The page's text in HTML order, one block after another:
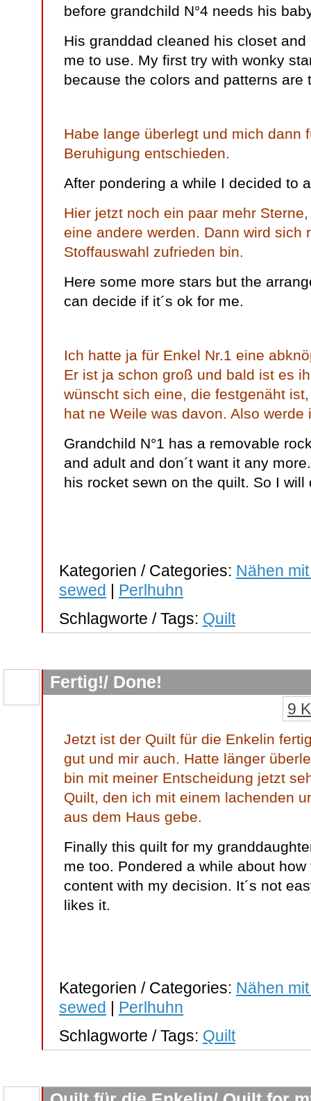
before grandchild N°4 needs his
His granddad cleaned his closet
me to use. My first try with wonky
because the colors and patterns are
Habe lange überlegt und mich dann
Beruhigung entschieden.
After pondering a while I decided to
Hier jetzt noch ein paar mehr
eine andere werden. Dann wird sich
Stoffauswahl zufrieden bin.
Here some more stars but the
can decide if it´s ok for me.
Ich hatte ja für Enkel Nr.1 eine
Er ist ja schon groß und bald ist es
wünscht sich eine, die festgenäht
hat ne Weile was davon. Also werde
Grandchild N°1 has a removable
and adult and don´t want it any
his rocket sewn on the quilt. So I will
Kategorien / Categories: Nähen
sewed | Perlhuhn
Schlagworte / Tags: Quilt
Fertig!/ Done!
9
Jetzt ist der Quilt für die Enkelin
gut und mir auch. Hatte länger
bin mit meiner Entscheidung jetzt
Quilt, den ich mit einem lachenden
aus dem Haus gebe.
Finally this quilt for my
me too. Pondered a while about
content with my decision. It´s not
likes it.
Kategorien / Categories: Nähen
sewed | Perlhuhn
Schlagworte / Tags: Quilt